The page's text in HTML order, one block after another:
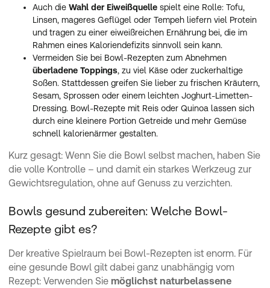
Auch die Wahl der Eiweißquelle spielt eine Rolle: Tofu,
Linsen, mageres Geflügel oder Tempeh liefern viel Protein
und tragen zu einer eiweißreichen Ernährung bei, die im
Rahmen eines Kaloriendefizits sinnvoll sein kann.
Vermeiden Sie bei Bowl-Rezepten zum Abnehmen
überladene Toppings, zu viel Käse oder zuckerhaltige
Soßen. Stattdessen greifen Sie lieber zu frischen Kräutern,
Sesam, Sprossen oder einem leichten Joghurt-Limetten-
Dressing. Bowl-Rezepte mit Reis oder Quinoa lassen sich
durch eine kleinere Portion Getreide und mehr Gemüse
schnell kalorienärmer gestalten.
Kurz gesagt: Wenn Sie die Bowl selbst machen, haben Sie
die volle Kontrolle – und damit ein starkes Werkzeug zur
Gewichtsregulation, ohne auf Genuss zu verzichten.
Bowls gesund zubereiten: Welche Bowl-
Rezepte gibt es?
Der kreative Spielraum bei Bowl-Rezepten ist enorm. Für
eine gesunde Bowl gilt dabei ganz unabhängig vom
Rezept: Verwenden Sie möglichst naturbelassene